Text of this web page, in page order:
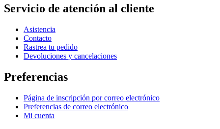
Servicio de atención al cliente
Asistencia
Contacto
Rastrea tu pedido
Devoluciones y cancelaciones
Preferencias
Página de inscripción por correo electrónico
Preferencias de correo electrónico
Mi cuenta